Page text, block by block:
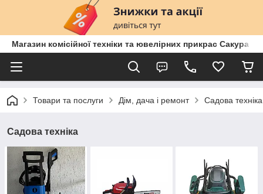
Магазин комісійної техніки та ювелірних прикрас Сакура
Товари та послуги Дім, дача і ремонт Садова техніка
Садова техніка